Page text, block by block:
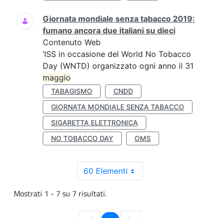
Giornata mondiale senza tabacco 2019:
fumano ancora due italiani su dieci
Contenuto Web
’ISS in occasione del World No Tobacco
Day (WNTD) organizzato ogni anno il 31
maggio
TABAGISMO
CNDD
GIORNATA MONDIALE SENZA TABACCO
SIGARETTA ELETTRONICA
NO TOBACCO DAY
OMS
60 Elementi
Mostrati 1 - 7 su 7 risultati.